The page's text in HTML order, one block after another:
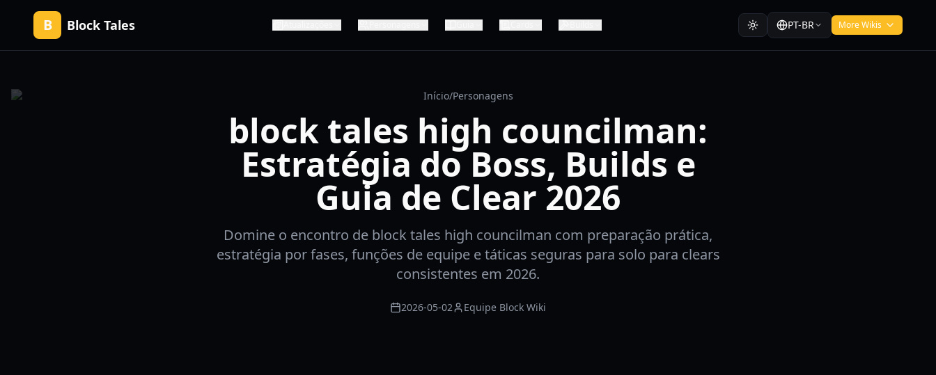
B Block Tales PT-BR More Wikis
Início/Personagens
block tales high councilman:
Estratégia do Boss, Builds e
Guia de Clear 2026
Domine o encontro de block tales high councilman com preparação prática,
estratégia por fases, funções de equipe e táticas seguras para solo para clears
consistentes em 2026.
2026-05-02 Equipe Block Wiki